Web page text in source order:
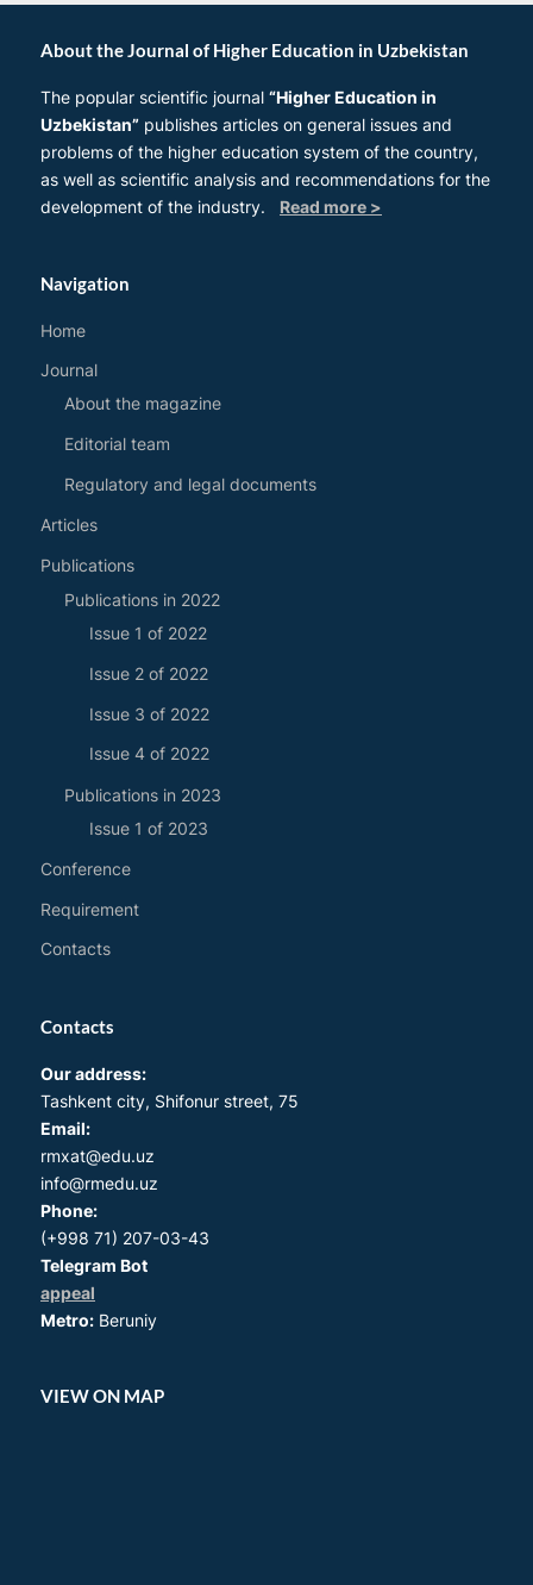
About the Journal of Higher Education in Uzbekistan
The popular scientific journal “Higher Education in
Uzbekistan” publishes articles on general issues and
problems of the higher education system of the country,
as well as scientific analysis and recommendations for the
development of the industry. Read more >
Navigation
Home
Journal
About the magazine
Editorial team
Regulatory and legal documents
Articles
Publications
Publications in 2022
Issue 1 of 2022
Issue 2 of 2022
Issue 3 of 2022
Issue 4 of 2022
Publications in 2023
Issue 1 of 2023
Conference
Requirement
Contacts
Contacts
Our address:
Tashkent city, Shifonur street, 75
Email:
rmxat@edu.uz
info@rmedu.uz
Phone:
(+998 71) 207-03-43
Telegram Bot
appeal
Metro: Beruniy
VIEW ON MAP